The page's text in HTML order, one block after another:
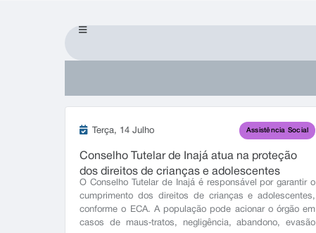
Conselho Tutelar de Inajá atua na proteção
dos direitos de crianças e adolescentes
Terça 14 Julho Assistência Social
O Conselho Tutelar de Inajá é responsável por garantir o
cumprimento dos direitos de crianças e adolescentes,
conforme o ECA. A população pode acionar o órgão em
casos de maus‑tratos, negligência, abandono, evasão